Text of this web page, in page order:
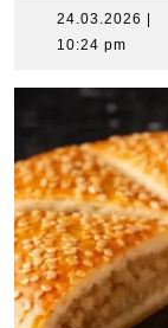
24.03.2026
10:24 pm